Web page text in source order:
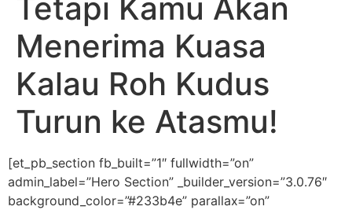
Tetapi Kamu Akan
Menerima Kuasa
Kalau Roh Kudus
Turun ke Atasmu!
[et_pb_section fb_built=”1″ fullwidth=”on”
admin_label=”Hero Section” _builder_version=”3.0.76″
background_color=”#233b4e” parallax=”on”